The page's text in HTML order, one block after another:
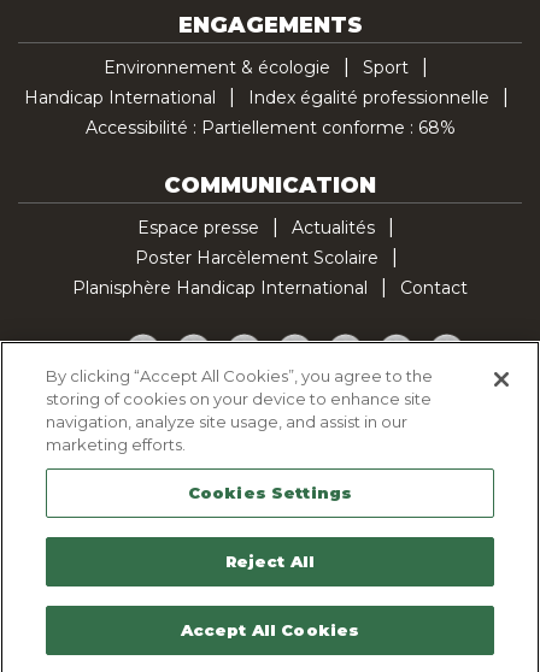
ENGAGEMENTS
Environnement & écologie
Sport
Handicap International
Index égalité professionnelle
Accessibilité : Partiellement conforme : 68%
COMMUNICATION
Espace presse
Actualités
Poster Harcèlement Scolaire
Planisphère Handicap International
Contact
Facebook
TwitterYouTubePinterestInstagramLinkedInTikTok
Politique d'utilisation des cookies
Politique de confidentialité
Mentions légales
Plan du site
Contactez-nous
By clicking “Accept All Cookies”, you agree to the
storing of cookies on your device to enhance site
navigation, analyze site usage, and assist in our
marketing efforts.
Cookies Settings
Reject All
Accept All Cookies